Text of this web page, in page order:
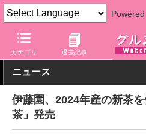
カテゴリ 過去記事
グルメ Watch メーカー 飲料・
ニュース
伊藤園、2024年産の新茶
茶」発売